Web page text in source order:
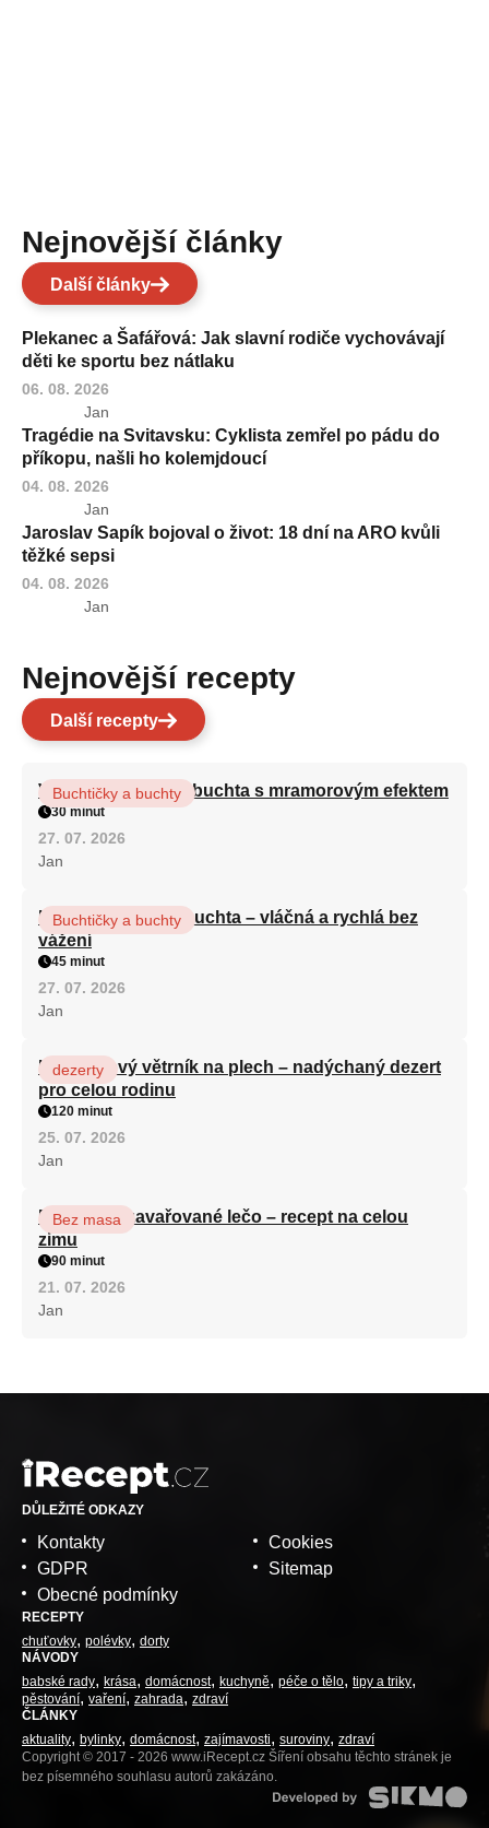
Nejnovější články
Další články
Plekanec a Šafářová: Jak slavní rodiče vychovávají
děti ke sportu bez nátlaku
06. 08. 2026
Jan
Tragédie na Svitavsku: Cyklista zemřel po pádu do
příkopu, našli ho kolemjdoucí
04. 08. 2026
Jan
Jaroslav Sapík bojoval o život: 18 dní na ARO kvůli
těžké sepsi
04. 08. 2026
Jan
Nejnovější recepty
Další recepty
Vláčná olejová litá buchta s mramorovým efektem
Buchtičky a buchty
30 minut
27. 07. 2026
Jan
Hrnková maková buchta – vláčná a rychlá bez
vážení
Buchtičky a buchty
45 minut
27. 07. 2026
Jan
Karamelový větrník na plech – nadýchaný dezert
pro celou rodinu
dezerty
120 minut
25. 07. 2026
Jan
Babiččino zavařované lečo – recept na celou
zimu
Bez masa
90 minut
21. 07. 2026
Jan
DŮLEŽITÉ ODKAZY
Kontakty
GDPR
Obecné podmínky
Cookies
Sitemap
RECEPTY
chuťovky polévky dorty
NÁVODY
babské rady
krása domácnost kuchyně péče o tělo tipy a triky
pěstování vaření zahrada zdraví
ČLÁNKY
aktuality
bylinky domácnost zajímavosti suroviny zdraví
Copyright © 2017 - 2026 www.iRecept.cz Šíření obsahu těchto stránek je
bez písemného souhlasu autorů zakázáno.